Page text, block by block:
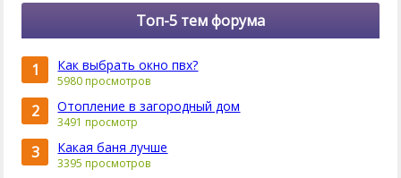
Топ-5 тем форума
1 Как выбрать окно пвх?
5980 просмотров
2 Отопление в загородный дом
3491 просмотр
3 Какая баня лучше
3395 просмотров